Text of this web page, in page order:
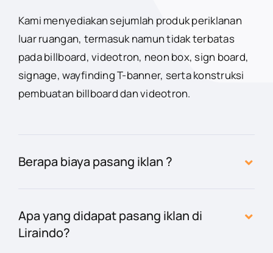
Kami menyediakan sejumlah produk periklanan
luar ruangan, termasuk namun tidak terbatas
pada billboard, videotron, neon box, sign board,
signage, wayfinding T-banner, serta konstruksi
pembuatan billboard dan videotron.
Berapa biaya pasang iklan ?
Apa yang didapat pasang iklan di
Liraindo?